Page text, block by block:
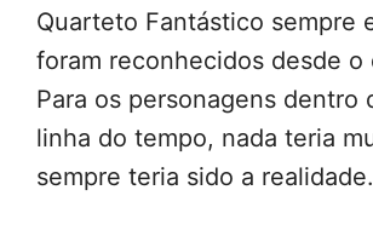
Quarteto Fantástico sempre
foram reconhecidos desde o
Para os personagens dentro
linha do tempo, nada teria
sempre teria sido a realidade.